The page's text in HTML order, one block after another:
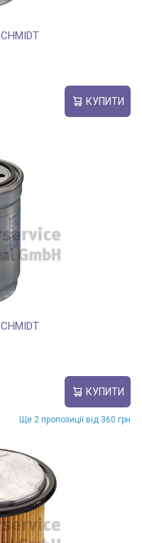
КУПИТИ
КУПИТИ
Ще 2 пропозиції від 360 грн